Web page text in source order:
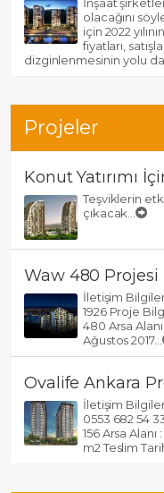
olacağını
için 2022
fiyatları,
dizginlenmesinin yolu
Projeler
Konut Yatırımı
Teşviklerin
çıkacak...
Waw 480 Projesi
İletişim
1926 Proje
480 Arsa
Ağustos 2017...
Ovalife Ankara
İletişim
0553 682 54
156 Arsa Alanı
m2 Teslim